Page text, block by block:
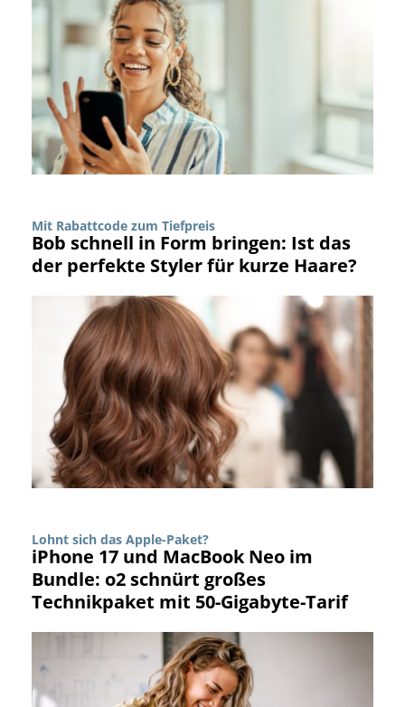
Mit Rabattcode zum Tiefpreis
Bob schnell in Form bringen: Ist das
der perfekte Styler für kurze Haare?
Lohnt sich das Apple-Paket?
iPhone 17 und MacBook Neo im
Bundle: o2 schnürt großes
Technikpaket mit 50-Gigabyte-Tarif